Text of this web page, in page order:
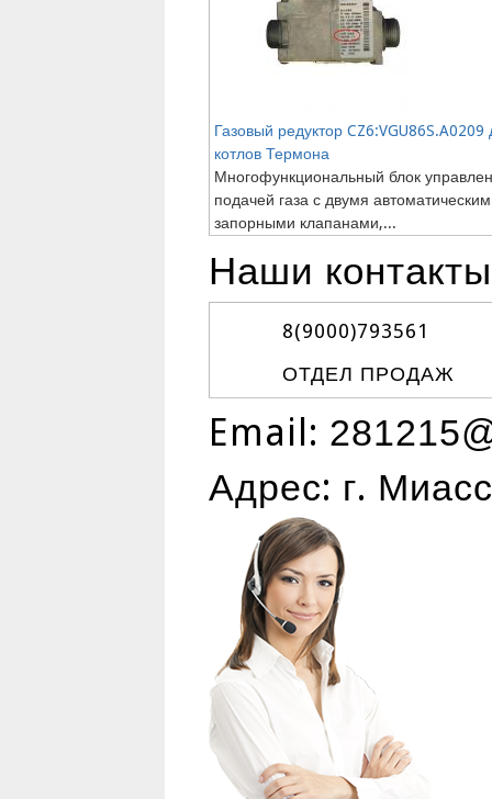
Газовый редуктор CZ6:VGU86S.A0209
котлов Термона
Многофункциональный блок
подачей газа с двумя
запорными клапанами,...
Наши контакты
8(9000)793561
ОТДЕЛ ПРОДАЖ
Email:
Адрес: г.